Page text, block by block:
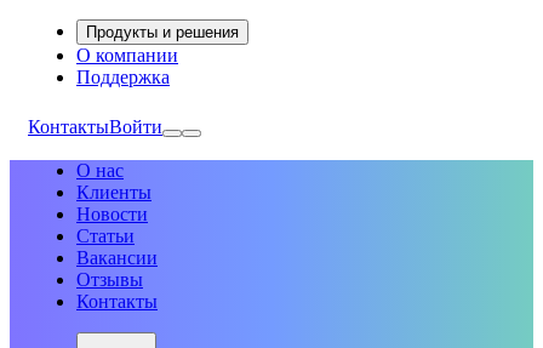
Продукты и решения
О компании
Поддержка
КонтактыВойти
О нас
Клиенты
Новости
Статьи
Вакансии
Отзывы
Контакты